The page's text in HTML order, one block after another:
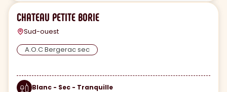
CHATEAU PETITE BORIE
Sud-ouest
A.O.C Bergerac sec
Blanc - Sec - Tranquille